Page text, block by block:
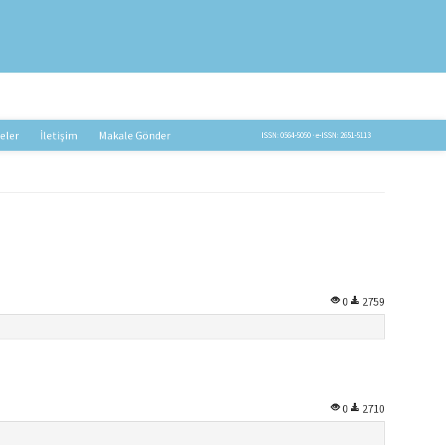
İletişim Makale Gönder ISSN: 0564-5050 · e-ISSN: 2651-5113
0
2759
0
2710